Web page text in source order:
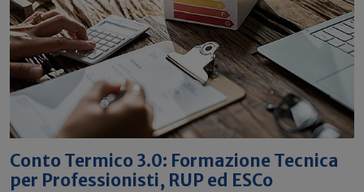
Conto Termico 3.0: Formazione Tecnica
per Professionisti, RUP ed ESCo